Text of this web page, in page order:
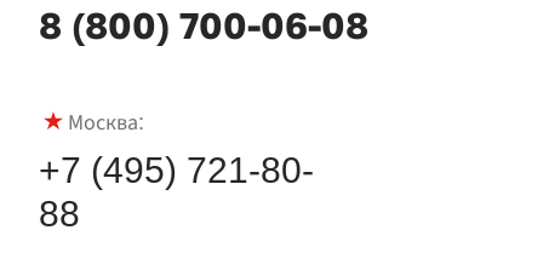
8 (800) 700-06-08
Москва:
+7 (495) 721-80-
88